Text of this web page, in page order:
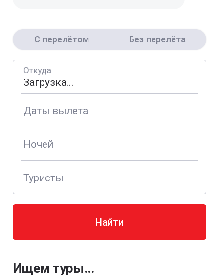
С перелётом Без перелёта
Откуда
Даты вылета
Ночей
Туристы
Найти
Ищем туры...